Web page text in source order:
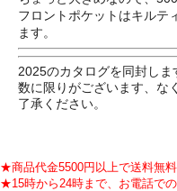
フロントポケットはキルテ
ます。
2025のカタログを同封しま
数に限りがございます、な
了承ください。
★商品代金5500円以上で送料無料
★15時から24時まで、お電話で